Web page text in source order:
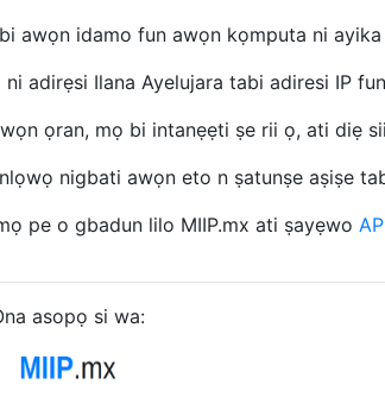
awọn idamo fun awọn kọmputa ni
adirẹsi Ilana Ayelujara tabi adiresi IP
ọran, mọ bi intanẹẹti ṣe rii ọ, ati diẹ
nigbati awọn eto n ṣatunṣe aṣiṣe
pe o gbadun lilo MIIP.mx ati ṣayẹwo
asopọ si wa: